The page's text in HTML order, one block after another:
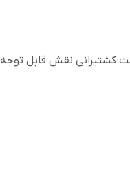
کشتیرانی نقش قابل